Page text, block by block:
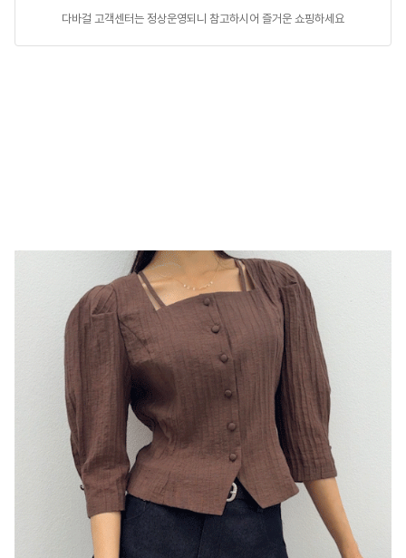
다바걸 고객센터는 정상운영되니 참고하시어 즐거운 쇼핑하세요